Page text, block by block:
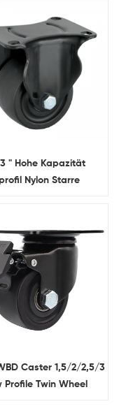
" Hohe Kapazität
Nylon Starre
Caster 1,5/2/2,5/3
Profile Twin Wheel